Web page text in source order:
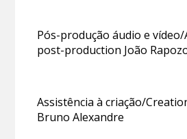
Pós-produção áudio e
post-production João
Assistência à criação/
Bruno Alexandre